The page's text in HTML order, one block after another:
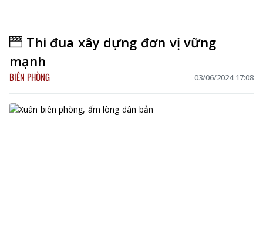
Thi đua xây dựng đơn vị vững
mạnh
BIÊN PHÒNG 03/06/2024 17:08